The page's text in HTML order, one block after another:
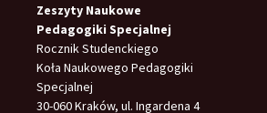
Zeszyty Naukowe
Pedagogiki Specjalnej
Rocznik Studenckiego
Koła Naukowego Pedagogiki
Specjalnej
30-060 Kraków, ul. Ingardena 4